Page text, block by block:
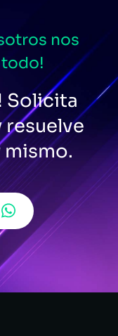
nos
Solicita